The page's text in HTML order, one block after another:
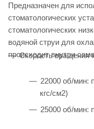
Предназначен для
стоматологических
стоматологических
водяной струи для
происходит внутри
Скорость вращения
22000 об/мин:
кгс/см2)
25000 об/мин: